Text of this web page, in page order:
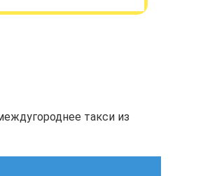
такси из